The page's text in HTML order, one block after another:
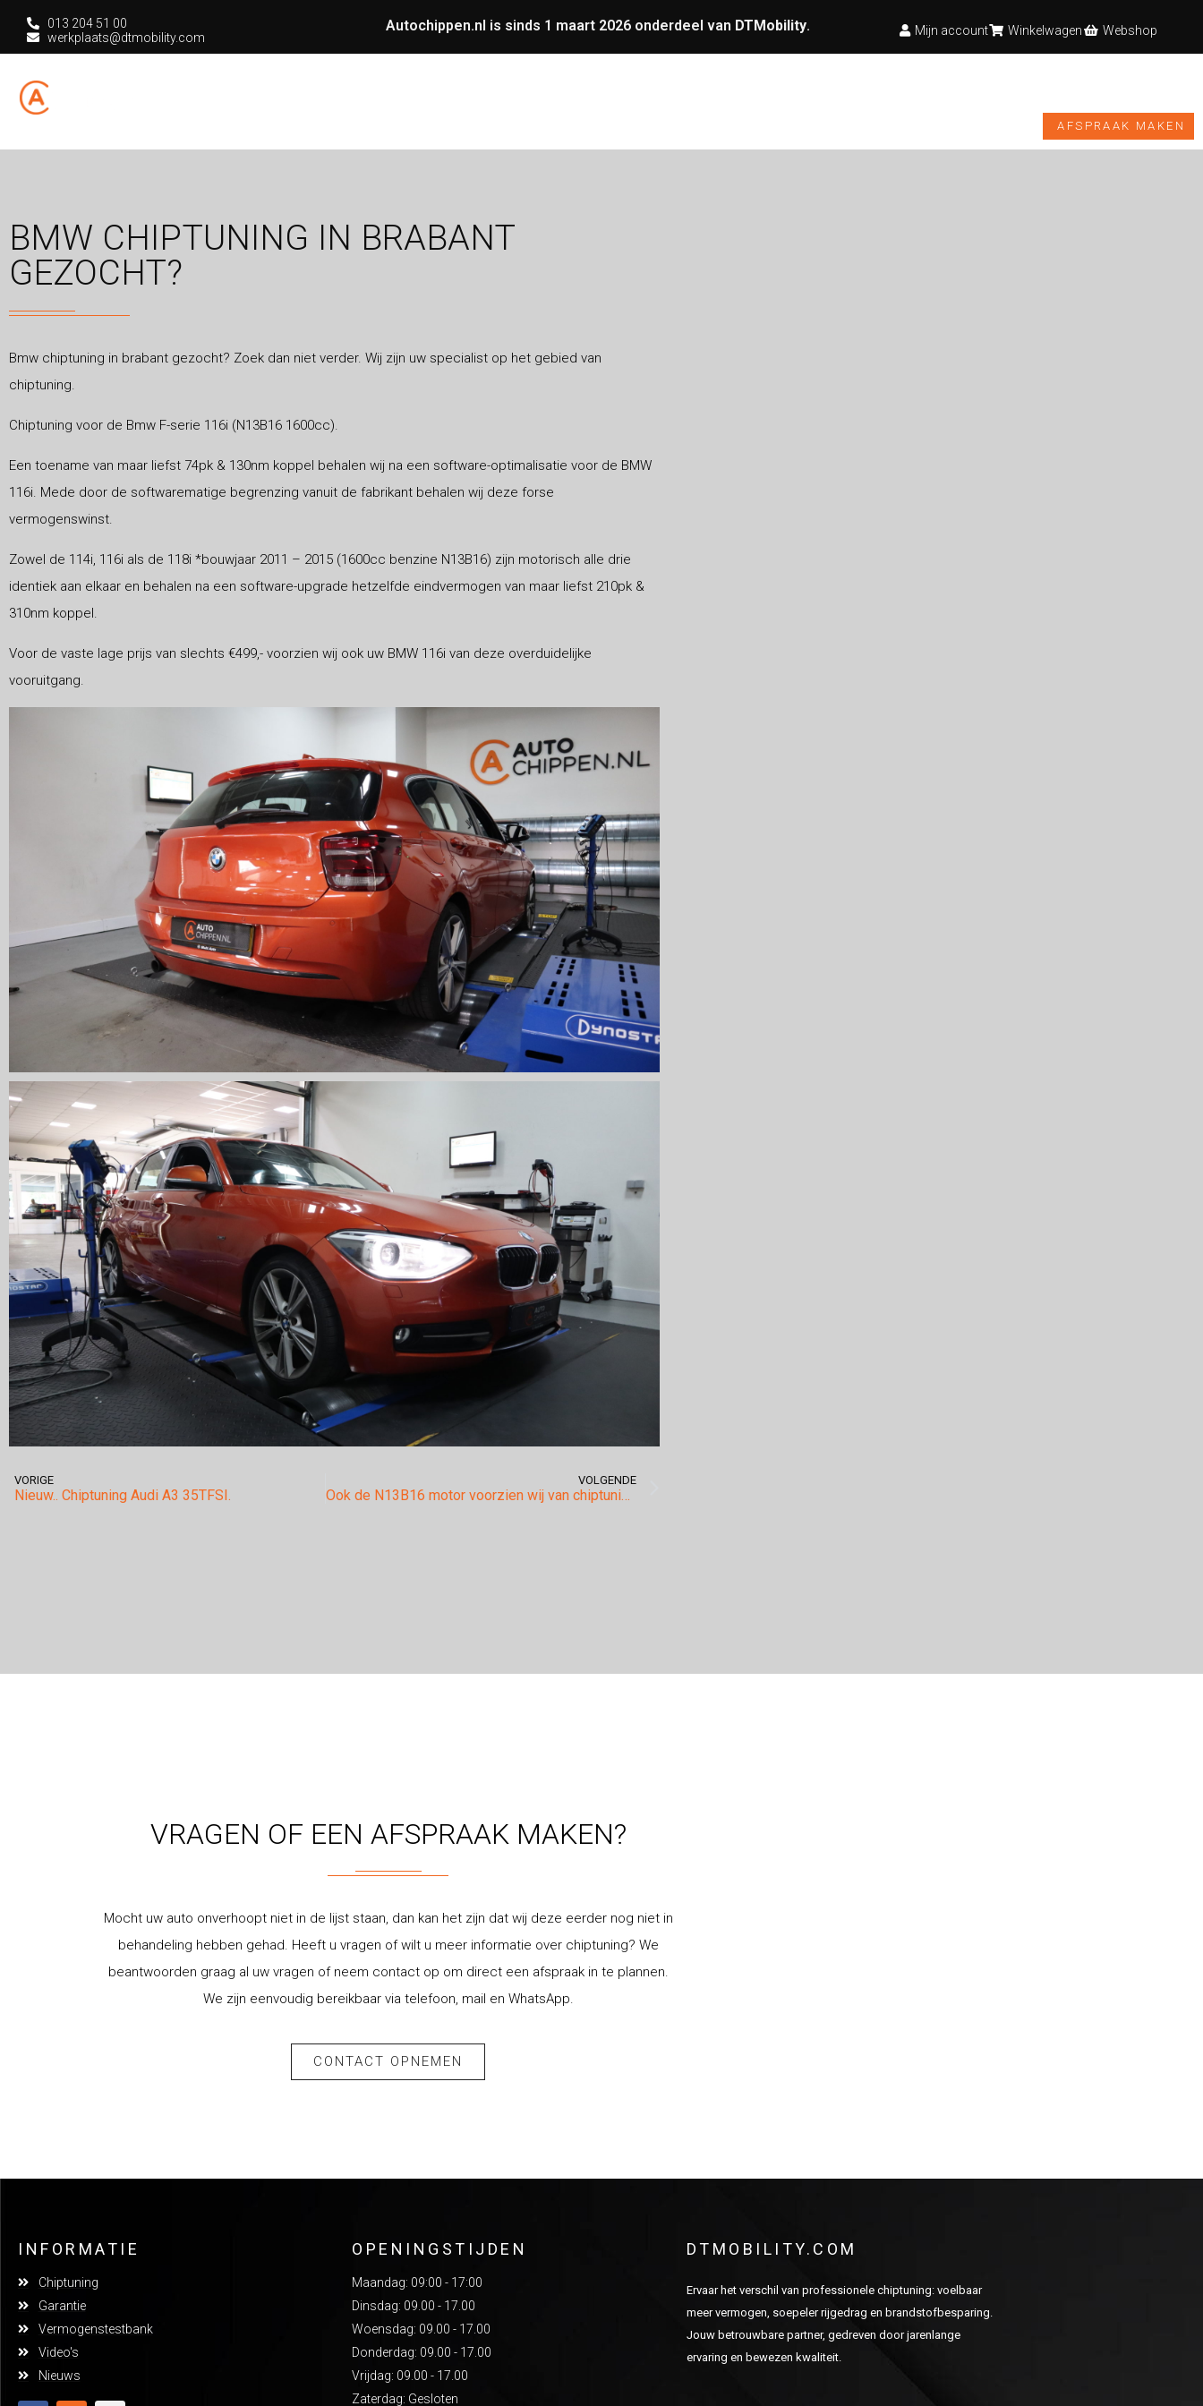
013 204 51 00
werkplaats@dtmobility.com
Autochippen.nl is sinds 1 maart 2026 onderdeel van DTMobility. Mijn account Winkelwagen Webshop
AFSPRAAK MAKEN
BMW CHIPTUNING IN BRABANT
GEZOCHT?
Bmw chiptuning in brabant gezocht? Zoek dan niet verder. Wij zijn uw specialist op het gebied van
chiptuning.
Chiptuning voor de Bmw F-serie 116i (N13B16 1600cc).
Een toename van maar liefst 74pk & 130nm koppel behalen wij na een software-optimalisatie voor de BMW
116i. Mede door de softwarematige begrenzing vanuit de fabrikant behalen wij deze forse
vermogenswinst.
Zowel de 114i, 116i als de 118i *bouwjaar 2011 – 2015 (1600cc benzine N13B16) zijn motorisch alle drie
identiek aan elkaar en behalen na een software-upgrade hetzelfde eindvermogen van maar liefst 210pk &
310nm koppel.
Voor de vaste lage prijs van slechts €499,- voorzien wij ook uw BMW 116i van deze overduidelijke
vooruitgang.
VORIGE
Nieuw.. Chiptuning Audi A3 35TFSI.
VOLGENDE
Ook de N13B16 motor voorzien wij van chiptuning.
VRAGEN OF EEN AFSPRAAK MAKEN?
Mocht uw auto onverhoopt niet in de lijst staan, dan kan het zijn dat wij deze eerder nog niet in
behandeling hebben gehad. Heeft u vragen of wilt u meer informatie over chiptuning? We
beantwoorden graag al uw vragen of neem contact op om direct een afspraak in te plannen.
We zijn eenvoudig bereikbaar via telefoon, mail en WhatsApp.
CONTACT OPNEMEN
INFORMATIE
Chiptuning
Garantie
Vermogenstestbank
Video's
Nieuws
OPENINGSTIJDEN
Maandag: 09:00 - 17:00
Dinsdag: 09.00 - 17.00
Woensdag: 09.00 - 17.00
Donderdag: 09.00 - 17.00
Vrijdag: 09.00 - 17.00
Zaterdag: Gesloten
DTMOBILITY.COM
Ervaar het verschil van professionele chiptuning: voelbaar
meer vermogen, soepeler rijgedrag en brandstofbesparing.
Jouw betrouwbare partner, gedreven door jarenlange
ervaring en bewezen kwaliteit.